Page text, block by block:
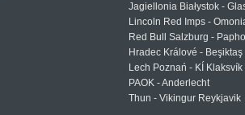
Jagiellonia Białystok -
Lincoln Red Imps -
Red Bull Salzburg -
Hradec Králové - Beşiktaş
Lech Poznań - KÍ Klaksvík
PAOK - Anderlecht
Thun - Vikingur Reykjavik